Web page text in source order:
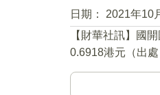
日期：
2021年10
【財華社訊】國
0.6918港元（出處